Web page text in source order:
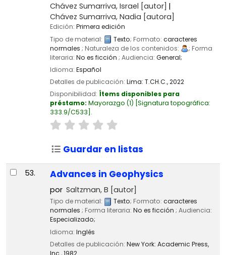
Chávez Sumarriva, Israel [autor]
Chávez Sumarriva, Nadia [autora]
Edición: Primera edición
Tipo de material:
Texto; Formato: caracteres
normales ; Naturaleza de los contenidos:
; Forma
literaria: No es ficción ; Audiencia: General;
Idioma: Español
Detalles de publicación: Lima: T.CH.C.,2022
Disponibilidad: Ítems disponibles para
préstamo: Mayorazgo (1) Signatura topográfica:
333.9/C533 .
Guardar en listas
53. Advances in Geophysics
por Saltzman, B [autor]
Tipo de material: Texto; Formato: caracteres
normales ; Forma literaria: No es ficción ; Audiencia:
Especializado;
Idioma: Inglés
Detalles de publicación: New York: Academic Press,
Inc.,1982